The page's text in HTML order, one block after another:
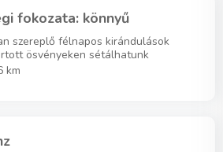
fokozata: könnyű
szereplő félnapos kirándulások
ösvényeken sétálhatunk
km